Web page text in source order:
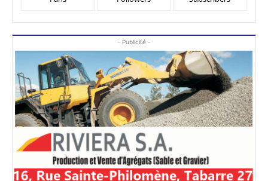
- Publicité -